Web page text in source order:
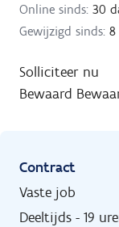
Online sinds: 30
Gewijzigd sinds: 8
Solliciteer nu
Bewaard
Contract
Vaste job
Deeltijds - 19